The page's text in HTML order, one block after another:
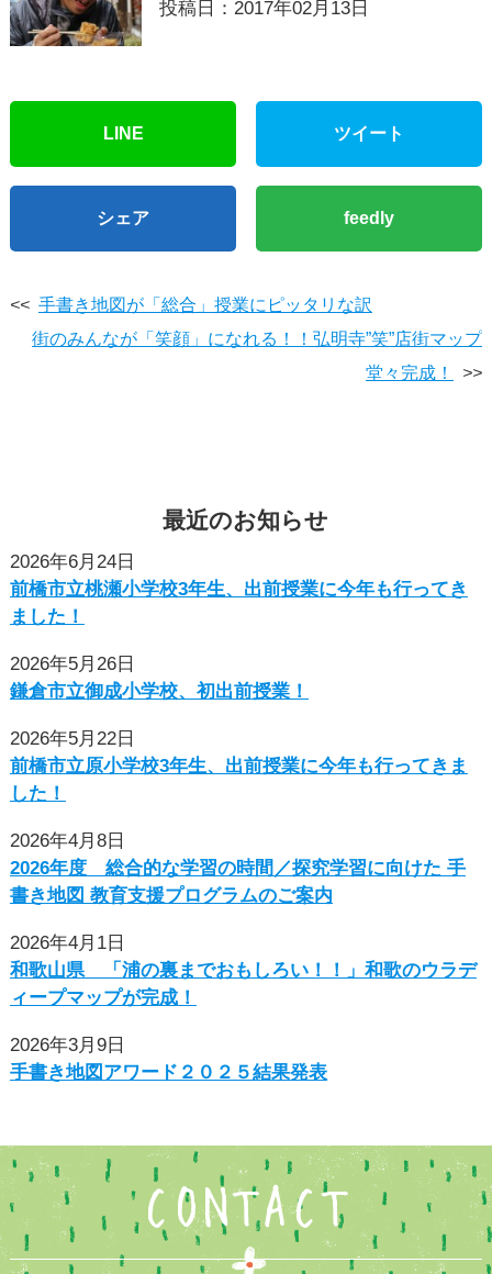
投稿日：2017年02月13日
LINE ツイート
シェア feedly
<< 手書き地図が「総合」授業にピッタリな訳
街のみんなが「笑顔」になれる！！弘明寺”笑”店街マップ
堂々完成！
>>
最近のお知らせ
2026年6月24日
前橋市立桃瀬小学校3年生、出前授業に今年も行ってき
ました！
2026年5月26日
鎌倉市立御成小学校、初出前授業！
2026年5月22日
前橋市立原小学校3年生、出前授業に今年も行ってきま
した！
2026年4月8日
2026年度 総合的な学習の時間／探究学習に向けた ⼿
書き地図 教育⽀援プログラムのご案内
2026年4月1日
和歌山県 「浦の裏までおもしろい！！」和歌のウラデ
ィープマップが完成！
2026年3月9日
手書き地図アワード２０２５結果発表
CONTACT